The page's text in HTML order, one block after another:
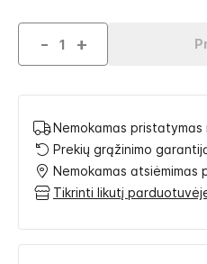
- +
Nemokamas pristatymas
Prekių grąžinimo
Nemokamas atsiėmimas
Tikrinti likutį